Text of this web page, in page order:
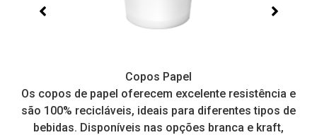
Copos Papel
Os copos de papel oferecem excelente resistência e
são 100% recicláveis, ideais para diferentes tipos de
bebidas. Disponíveis nas opções branca e kraft,